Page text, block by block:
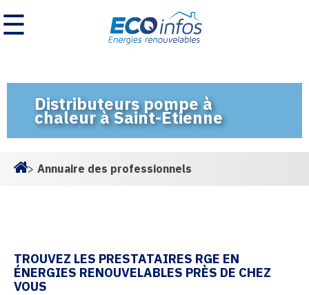
☰
Distributeurs pompe à
chaleur à Saint-Étienne
> Annuaire des professionnels
TROUVEZ LES PRESTATAIRES RGE EN
ÉNERGIES RENOUVELABLES PRÈS DE CHEZ
VOUS